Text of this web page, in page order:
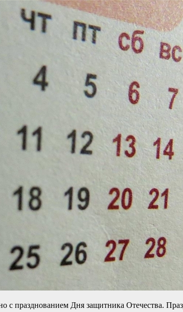
празднованием Дня защитника Отечества.